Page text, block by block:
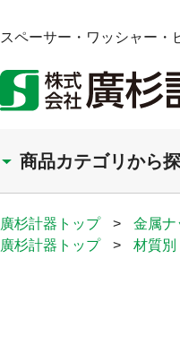
スペーサー・ワッシャー・
商品カテゴリから
廣杉計器トップ > 金属ナ
廣杉計器トップ
> 材質別